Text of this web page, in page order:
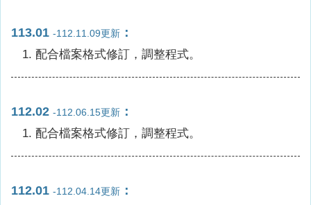
113.01 -112.11.09更新 ：
配合檔案格式修訂，調整程式。
112.02 -112.06.15更新 ：
配合檔案格式修訂，調整程式。
112.01 -112.04.14更新 ：